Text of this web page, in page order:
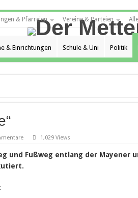
& Pfarreien Vereine & Parteien
& Einrichtungen Schule & Uni Politik
1,029 Views
und Fußweg entlang der Mayener